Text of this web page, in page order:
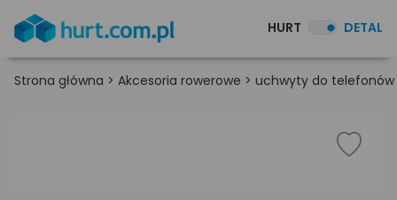
HURT DETAL
Strona główna > Akcesoria rowerowe > uchwyty do telefonów